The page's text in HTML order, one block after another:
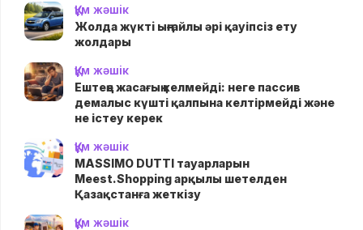
Құм жәшік
Жолда жүктi ыңғайлы әрі қауіпсіз ету
жолдары
Құм жәшік
Ештеңе жасағың келмейді: неге пассив
демалыс күшті қалпына келтірмейді және
не істеу керек
Құм жәшік
MASSIMO DUTTI тауарларын
Meest.Shopping арқылы шетелден
Қазақстанға жеткізу
Құм жәшік